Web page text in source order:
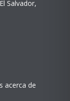
Salvador,
acerca de